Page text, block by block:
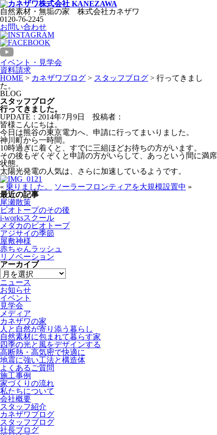
自然素材・無垢の家 株式会社カネザワ
0120-76-2245
お問い合わせ
イベント・見学会
資料請求
HOME > カネザワブログ > スタッフブログ > 行ってきまし
た。
BLOG
スタッフブログ
行ってきました。
UPDATE：2014年7月9日
投稿者：
皆様こんにちは。
今日は熊谷の東京電力へ、申請に行ってまいりました。
神川町から一時間。
10時過ぎに着くと、すでに三組ほどお待ちの方がいます。
その後もぞくぞくと申請の方がいらして、あっという間に満席
状態。
太陽光発電の人気は、さらに加速しているようです。
« 乗りました。 ソーラーフロンティアを大規模設置中 »
最近の記事
尾瀬散策
ビオトープのその後
i-worksスクール
メダカのビオトープ
アジサイの季節
屋敷神様
赤ちゃんラッシュ
リノベーション
アーカイブ
ニュース
お知らせ
イベント
見学会
メディア
カネザワの家
人と自然が寄り添う暮らし
自然素材に包まれて暮らす家
四季の光と風をデザインする
高断熱・高気密で快適に
地震に強い工法と構造体
よくあるご質問
施工事例
家づくりの流れ
私たちについて
会社概要
スタッフ紹介
カネザワブログ
スタッフブログ
社長ブログ